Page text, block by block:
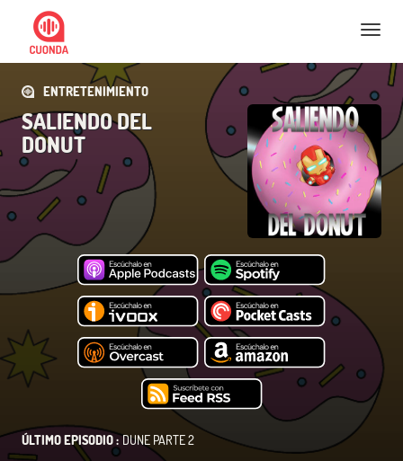
Nav
ENTRETENIMIENTO
SALIENDO DEL
DONUT
ÚLTIMO EPISODIO : DUNE PARTE 2